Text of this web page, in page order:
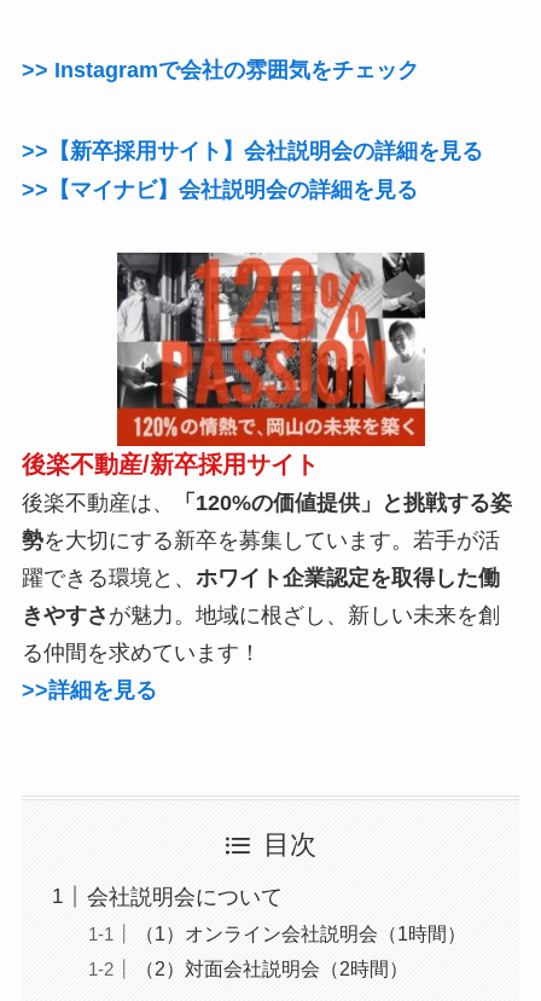
>> Instagramで会社の雰囲気をチェック
>>【新卒採用サイト】会社説明会の詳細を見る
>>【マイナビ】会社説明会の詳細を見る
後楽不動産/新卒採用サイト
後楽不動産は、
「120%の価値提供」と挑戦する姿
勢を大切にする新卒を募集しています。若手が活
躍できる環境と、 ホワイト企業認定を取得した働
きやすさ が魅力。地域に根ざし、新しい未来を創
る仲間を求めています！
>>詳細を見る
目次
会社説明会について
（1）オンライン会社説明会（1時間）
（2）対面会社説明会（2時間）